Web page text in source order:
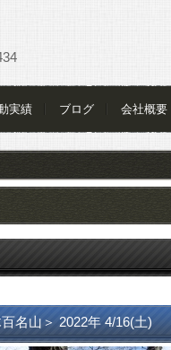
実績 ブログ 会社概要
名山＞ 2022年 4/16(土)